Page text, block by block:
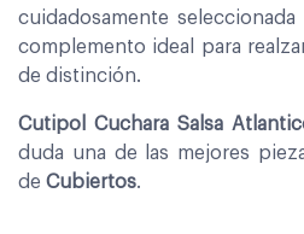
cuidadosamente
complemento ideal para
de distinción.
Cutipol Cuchara Salsa
duda una de las mejores
de Cubiertos.